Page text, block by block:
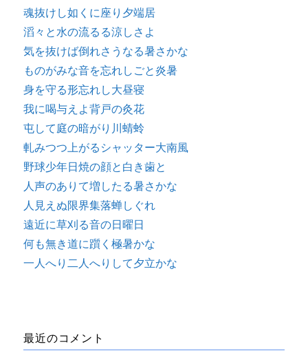
魂抜けし如くに座り夕端居
滔々と水の流るる涼しさよ
気を抜けば倒れさうなる暑さかな
ものがみな音を忘れしごと炎暑
身を守る形忘れし大昼寝
我に喝与えよ背戸の灸花
屯して庭の暗がり川蜻蛉
軋みつつ上がるシャッター大南風
野球少年日焼の顔と白き歯と
人声のありて増したる暑さかな
人見えぬ限界集落蝉しぐれ
遠近に草刈る音の日曜日
何も無き道に躓く極暑かな
一人へり二人へりして夕立かな
最近のコメント